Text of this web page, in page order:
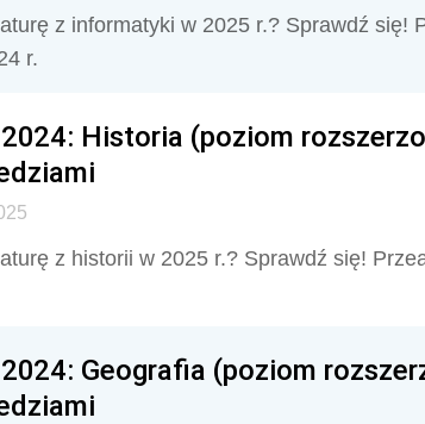
z informatyki w 2025 r.? Sprawdź się!
r.
Historia (poziom
z historii w 2025 r.? Sprawdź się!
Geografia (poziom